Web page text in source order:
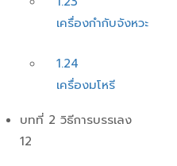
เครื่องกำกับจังหวะ
1.24
เครื่องมโหรี
บทที่ 2 วิธีการบรรเลง
12